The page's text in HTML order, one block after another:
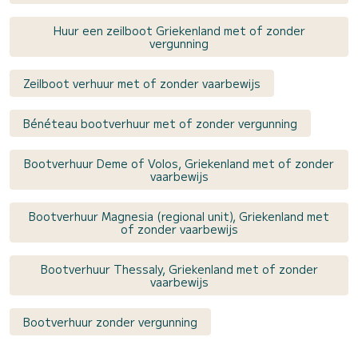
Huur een zeilboot Griekenland met of zonder
vergunning
Zeilboot verhuur met of zonder vaarbewijs
Bénéteau bootverhuur met of zonder vergunning
Bootverhuur Deme of Volos, Griekenland met of zonder
vaarbewijs
Bootverhuur Magnesia (regional unit), Griekenland met
of zonder vaarbewijs
Bootverhuur Thessaly, Griekenland met of zonder
vaarbewijs
Bootverhuur zonder vergunning